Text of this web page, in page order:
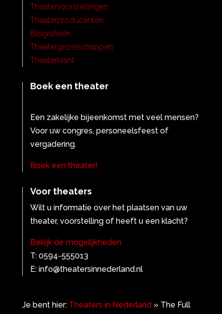
Theatervoorstellingen
Theaterproducenten
Biografieën
Theatergezelschappen
Theaterkrant
Boek een theater
Een zakelijke bijeenkomst met veel mensen?
Voor uw congres, personeelsfeest of
vergadering.
Boek een theater!
Voor theaters
Wilt u informatie over het plaatsen van uw
theater, voorstelling of heeft u een klacht?
Bekijk de mogelijkheden
T: 0594-555013
E: info@theatersinnederland.nl
Je bent hier: Theaters in Nederland » The Full